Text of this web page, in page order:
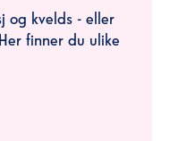
og kvelds - eller
finner du ulike